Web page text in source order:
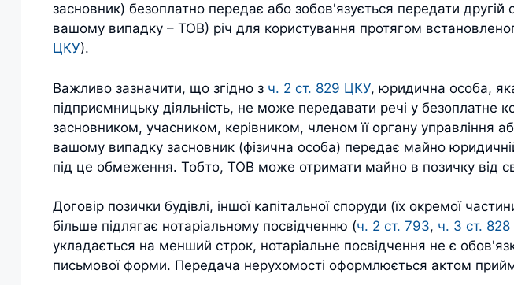
засновник) безоплатно передає або зобов'язується передати другій
вашому випадку – ТОВ) річ для користування протягом
ЦКУ).
Важливо зазначити, що згідно з ч. 2 ст. 829 ЦКУ, юридична особа,
підприємницьку діяльність, не може передавати речі у безоплатне
засновником, учасником, керівником, членом її органу управління
вашому випадку засновник (фізична особа) передає майно
під це обмеження. Тобто, ТОВ може отримати майно в позичку від
Договір позички будівлі, іншої капітальної споруди (їх окремої
більше підлягає нотаріальному посвідченню (ч. 2 ст. 793, ч. 3 ст.
укладається на менший строк, нотаріальне посвідчення не є
письмової форми. Передача нерухомості оформлюється актом